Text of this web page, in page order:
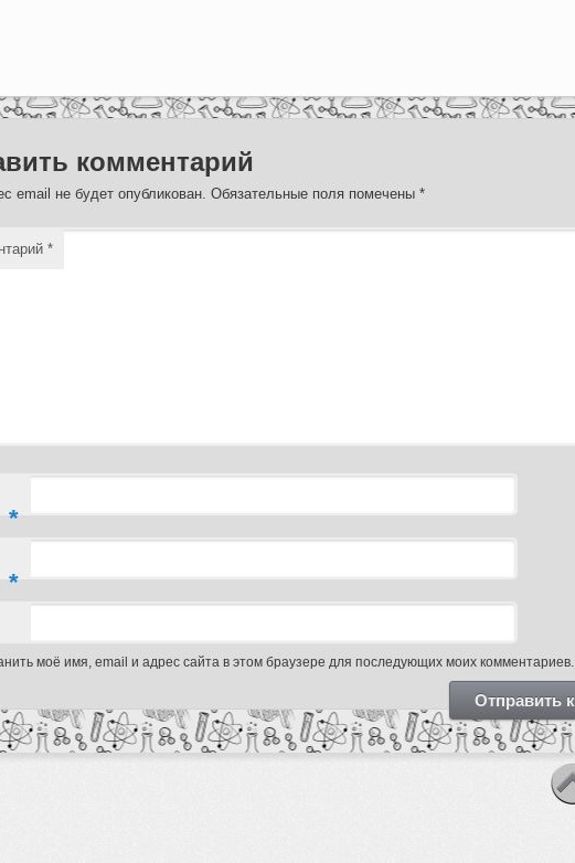
комментарий
email не будет опубликован. Обязательные поля помечены*
*
*
*
моё имя, email и адрес сайта в этом браузере для последующих моих комментариев.